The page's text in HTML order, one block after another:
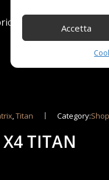
Accetta
-
,Titan Category:Shop
TITAN